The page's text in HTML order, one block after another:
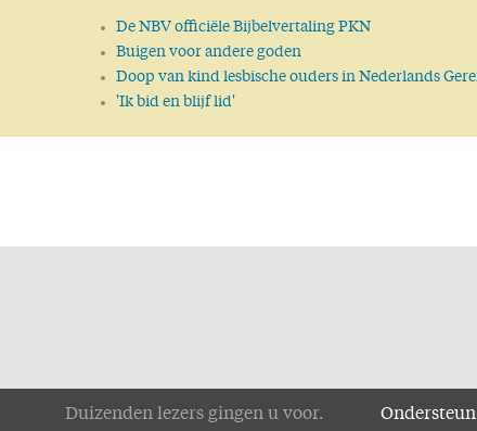
De NBV officiële Bijbelvertaling PKN
Buigen voor andere goden
Doop van kind lesbische ouders in Nederlands
'Ik bid en blijf lid'
Duizenden lezers gingen u voor.